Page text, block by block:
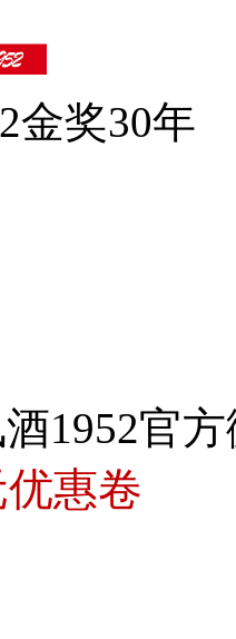
金奖30年
1952官
优惠卷